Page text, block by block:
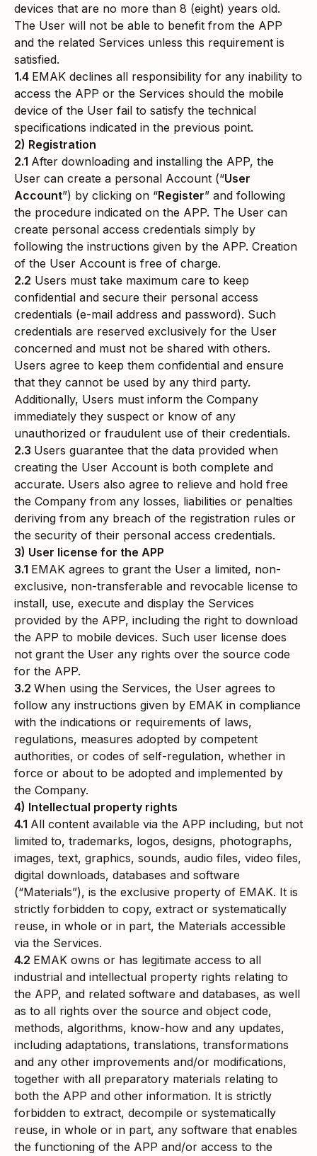
devices that are no more than 8 (eight) years old.
The User will not be able to benefit from the APP
and the related Services unless this requirement is
satisfied.
1.4 EMAK declines all responsibility for any inability to
access the APP or the Services should the mobile
device of the User fail to satisfy the technical
specifications indicated in the previous point.
2) Registration
2.1 After downloading and installing the APP, the
User can create a personal Account (“User
Account”) by clicking on “Register” and following
the procedure indicated on the APP. The User can
create personal access credentials simply by
following the instructions given by the APP. Creation
of the User Account is free of charge.
2.2 Users must take maximum care to keep
confidential and secure their personal access
credentials (e-mail address and password). Such
credentials are reserved exclusively for the User
concerned and must not be shared with others.
Users agree to keep them confidential and ensure
that they cannot be used by any third party.
Additionally, Users must inform the Company
immediately they suspect or know of any
unauthorized or fraudulent use of their credentials.
2.3 Users guarantee that the data provided when
creating the User Account is both complete and
accurate. Users also agree to relieve and hold free
the Company from any losses, liabilities or penalties
deriving from any breach of the registration rules or
the security of their personal access credentials.
3) User license for the APP
3.1 EMAK agrees to grant the User a limited, non-
exclusive, non-transferable and revocable license to
install, use, execute and display the Services
provided by the APP, including the right to download
the APP to mobile devices. Such user license does
not grant the User any rights over the source code
for the APP.
3.2 When using the Services, the User agrees to
follow any instructions given by EMAK in compliance
with the indications or requirements of laws,
regulations, measures adopted by competent
authorities, or codes of self-regulation, whether in
force or about to be adopted and implemented by
the Company.
4) Intellectual property rights
4.1 All content available via the APP including, but not
limited to, trademarks, logos, designs, photographs,
images, text, graphics, sounds, audio files, video files,
digital downloads, databases and software
(“Materials”), is the exclusive property of EMAK. It is
strictly forbidden to copy, extract or systematically
reuse, in whole or in part, the Materials accessible
via the Services.
4.2 EMAK owns or has legitimate access to all
industrial and intellectual property rights relating to
the APP, and related software and databases, as well
as to all rights over the source and object code,
methods, algorithms, know-how and any updates,
including adaptations, translations, transformations
and any other improvements and/or modifications,
together with all preparatory materials relating to
both the APP and other information. It is strictly
forbidden to extract, decompile or systematically
reuse, in whole or in part, any software that enables
the functioning of the APP and/or access to the